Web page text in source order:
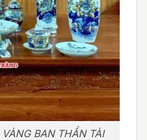
BAN THẦN TÀI